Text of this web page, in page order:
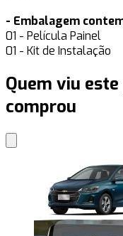
- Embalagem
01 - Película Painel
01 - Kit de Instalação
Quem viu
comprou